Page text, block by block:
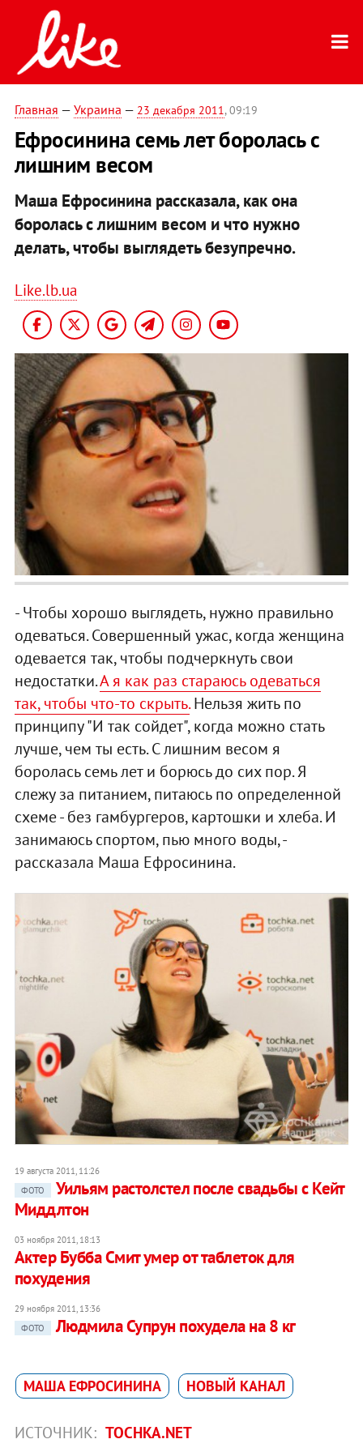
Главная — Украина — 23 декабря 2011, 09:19
Ефросинина семь лет боролась с
лишним весом
Маша Ефросинина рассказала, как она
боролась с лишним весом и что нужно
делать, чтобы выглядеть безупречно.
Like.lb.ua
- Чтобы хорошо выглядеть, нужно правильно
одеваться. Совершенный ужас, когда женщина
одевается так, чтобы подчеркнуть свои
недостатки.А я как раз стараюсь одеваться
так, чтобы что-то скрыть.Нельзя жить по
принципу "И так сойдет", когда можно стать
лучше, чем ты есть. С лишним весом я
боролась семь лет и борюсь до сих пор. Я
слежу за питанием, питаюсь по определенной
схеме - без гамбургеров, картошки и хлеба. И
занимаюсь спортом, пью много воды, -
рассказала Маша Ефросинина.
19 августа 2011, 11:26
ФОТО
​Уильям растолстел после свадьбы с Кейт
Миддлтон
03 ноября 2011, 18:13
Актер Бубба Смит умер от таблеток для
похудения
29 ноября 2011, 13:36
ФОТО
Людмила Супрун похудела на 8 кг
МАША ЕФРОСИНИНА НОВЫЙ КАНАЛ
ИСТОЧНИК: TOCHKA.NET